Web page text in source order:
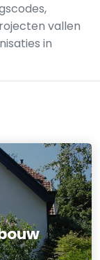
vallen
in